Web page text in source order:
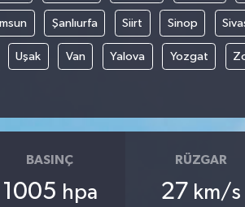
Şanlıurfa Siirt Sinop
Uşak Van Yalova Yozgat
BASINÇ
1005 hpa
RÜZGAR
27 km/s